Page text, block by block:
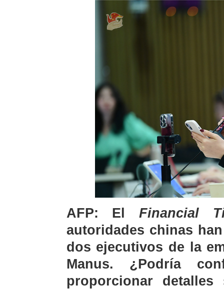
AFP: El Financial
autoridades chinas
dos ejecutivos de la
Manus. ¿Podría
proporcionar